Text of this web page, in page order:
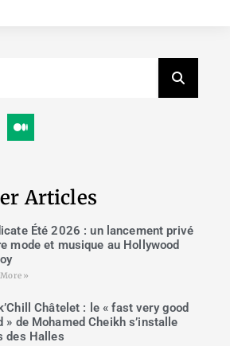
Articles
Été 2026 : un lancement privé
mode et musique au Hollywood
More »
Châtelet : le « fast very good
» de Mohamed Cheikh s’installe
des Halles